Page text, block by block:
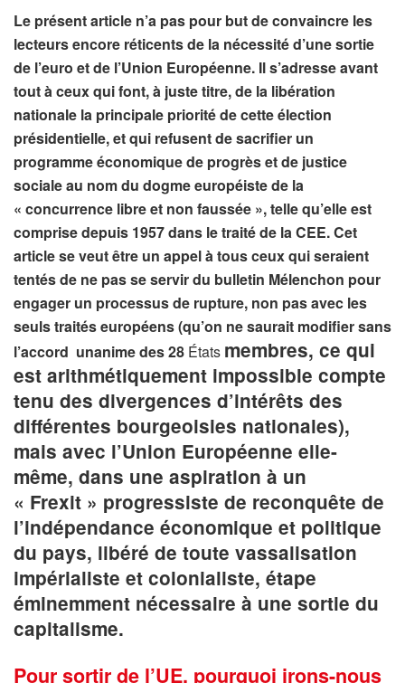
Le présent article n’a pas pour but de convaincre les
lecteurs encore réticents de la nécessité d’une sortie
de l’euro et de l’Union Européenne. Il s’adresse avant
tout à ceux qui font, à juste titre, de la libération
nationale la principale priorité de cette élection
présidentielle, et qui refusent de sacrifier un
programme économique de progrès et de justice
sociale au nom du dogme européiste de la
« concurrence libre et non faussée », telle qu’elle est
comprise depuis 1957 dans le traité de la CEE. Cet
article se veut être un appel à tous ceux qui seraient
tentés de ne pas se servir du bulletin Mélenchon pour
engager un processus de rupture, non pas avec les
seuls traités européens (qu’on ne saurait modifier sans
l’accord unanime des 28 États membres, ce qui
est arithmétiquement impossible compte
tenu des divergences d’intérêts des
différentes bourgeoisies nationales),
mais avec l’Union Européenne elle-
même, dans une aspiration à un
« Frexit » progressiste de reconquête de
l’indépendance économique et politique
du pays, libéré de toute vassalisation
impérialiste et colonialiste, étape
éminemment nécessaire à une sortie du
capitalisme.
Pour sortir de l’UE, pourquoi irons-nous